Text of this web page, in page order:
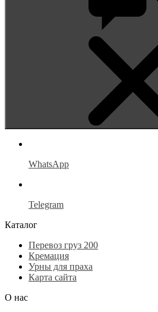
WhatsApp
Telegram
Каталог
Перевоз груз 200
Кремация
Урны для праха
Карта сайта
О нас